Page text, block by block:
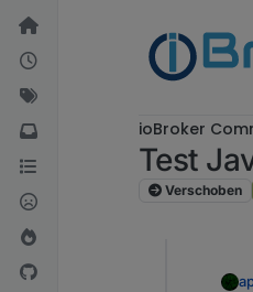
Weiter zum Inhalt
ioBroker
Test
Verschoben